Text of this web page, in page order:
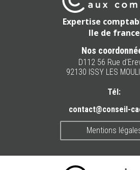
Expertise
Ile de france
Nos
D112 56 Rue
92130 ISSY LES
Tél:
contact@conseil-
Mentions